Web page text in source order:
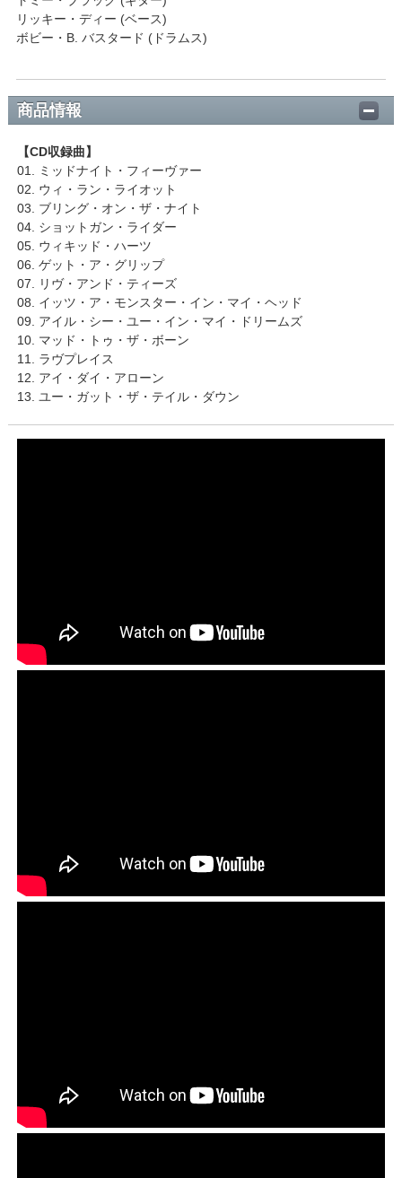
リッキー・ディー (ベース)
ボビー・B. バスタード (ドラムス)
商品情報
【CD収録曲】
01. ミッドナイト・フィーヴァー
02. ウィ・ラン・ライオット
03. ブリング・オン・ザ・ナイト
04. ショットガン・ライダー
05. ウィキッド・ハーツ
06. ゲット・ア・グリップ
07. リヴ・アンド・ティーズ
08. イッツ・ア・モンスター・イン・マイ・ヘッド
09. アイル・シー・ユー・イン・マイ・ドリームズ
10. マッド・トゥ・ザ・ボーン
11. ラヴプレイス
12. アイ・ダイ・アローン
13. ユー・ガット・ザ・テイル・ダウン